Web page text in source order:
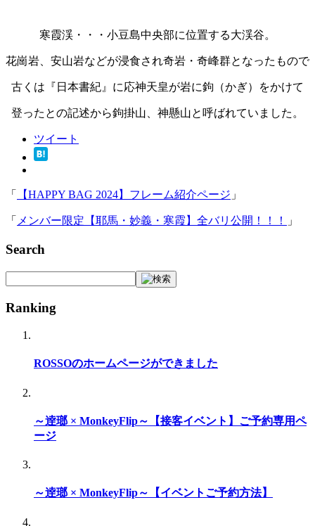
寒霞渓・・・小豆島中央部に位置する大渓谷。
花崗岩、安山岩などが浸食され奇岩・奇峰群となったもので
古くは『日本書紀』に応神天皇が岩に鉤（かぎ）をかけて
登ったとの記述から鉤掛山、神懸山と呼ばれていました。
ツイート
「 【HAPPY BAG 2024】フレーム紹介ページ 」
「 メンバー限定【耶馬・妙義・寒霞】全バリ公開！！！ 」
Search
Ranking
ROSSOのホームページができました
～逹瑯 × MonkeyFlip～【接客イベント】ご予約専用ペ
ージ
～逹瑯 × MonkeyFlip～【イベントご予約方法】